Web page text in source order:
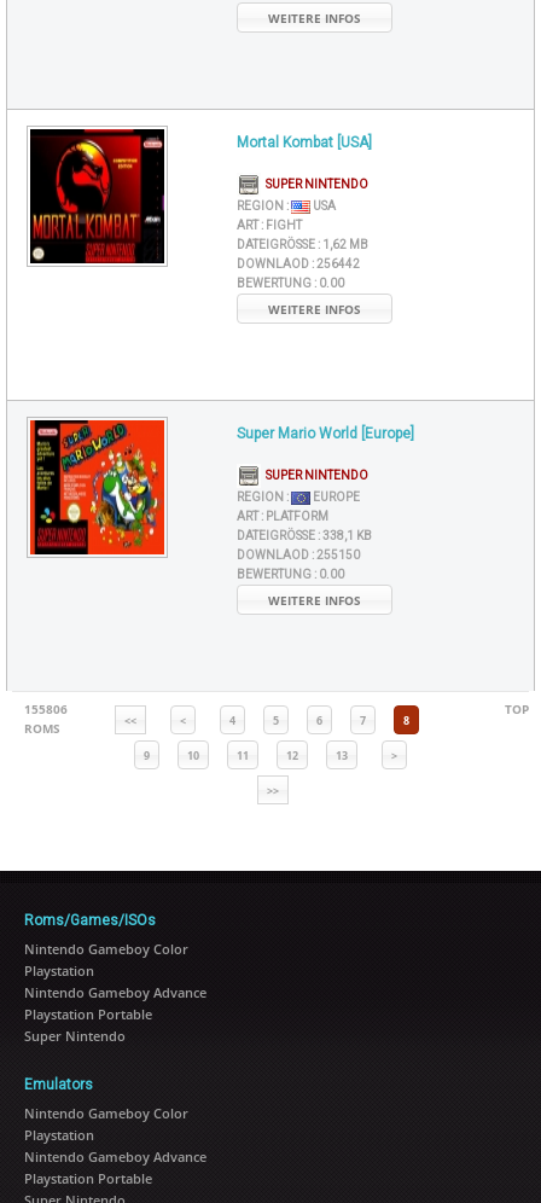
WEITERE INFOS
Mortal Kombat [USA]
SUPER NINTENDO
REGION :
USA
ART : FIGHT
DATEIGRÖSSE : 1,62 MB
DOWNLAOD :256442
BEWERTUNG : 0.00
WEITERE INFOS
Super Mario World [Europe]
SUPER NINTENDO
REGION :
EUROPE
ART : PLATFORM
DATEIGRÖSSE : 338,1 KB
DOWNLAOD :255150
BEWERTUNG : 0.00
WEITERE INFOS
155806
ROMS
<< < 4 5 6 7 8
9 10 11 12 13 >
>>
TOP
Roms/Games/ISOs
Nintendo Gameboy Color
Playstation
Nintendo Gameboy Advance
Playstation Portable
Super Nintendo
Emulators
Nintendo Gameboy Color
Playstation
Nintendo Gameboy Advance
Playstation Portable